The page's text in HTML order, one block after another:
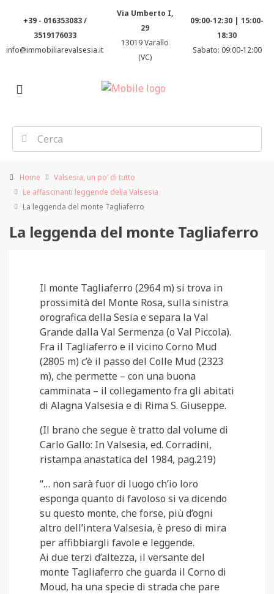
+39 - 016353083 /
3519176033
info@immobiliarevalsesia.it
Via Umberto I,
29
13019 Varallo
(VC)
09:00-12:30 | 15:00-
18:30
Sabato: 09:00-12:00
Home
Valsesia, un po’ di tutto
Le affascinanti leggende della Valsesia
La leggenda del monte Tagliaferro
La leggenda del monte Tagliaferro
Il monte Tagliaferro (2964 m) si trova in
prossimità del Monte Rosa, sulla sinistra
orografica della Sesia e separa la Val
Grande dalla Val Sermenza (o Val Piccola).
Fra il Tagliaferro e il vicino Corno Mud
(2805 m) c’è il passo del Colle Mud (2323
m), che permette – con una buona
camminata – il collegamento fra gli abitati
di Alagna Valsesia e di Rima S. Giuseppe.
(Il brano che segue è tratto dal volume di
Carlo Gallo: In Valsesia, ed. Corradini,
ristampa anastatica del 1984, pag.219)
“… non sarà fuor di luogo ch’io loro
esponga quanto di favoloso si va dicendo
su questo monte, che forse, più d’ogni
altro dell’intera Valsesia, è preso di mira
per affibbiargli favole e leggende.
Ai due terzi d’altezza, il versante del
monte Tagliaferro che guarda il Corno di
Moud, ha una specie di strada che pare